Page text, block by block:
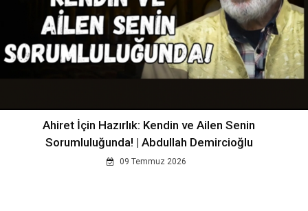
Ahiret İçin Hazırlık: Kendin ve Ailen Senin
Sorumluluğunda! | Abdullah Demircioğlu
09 Temmuz 2026